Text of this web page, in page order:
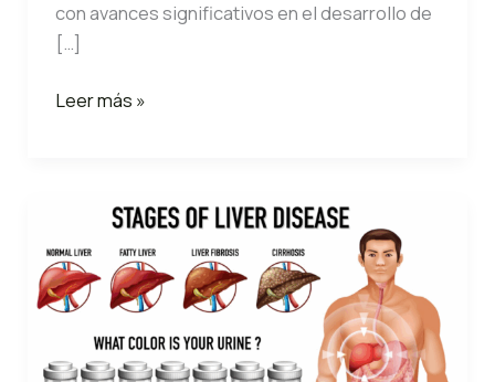
con avances significativos en el desarrollo de
[…]
El
Masculino:
Características,
Beneficios
y
Importancia
Leer más »